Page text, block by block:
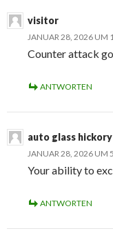
visitor
JANUAR 28, 2026 UM
Counter attack
ANTWORTEN
auto glass hickory
JANUAR 28, 2026 UM
Your ability to
ANTWORTEN